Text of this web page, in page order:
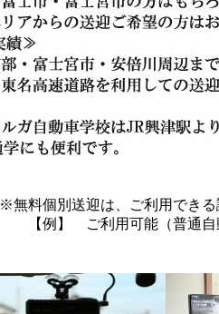
※無料個別送迎は、ご利用でき
【例】 ご利用可能（普通